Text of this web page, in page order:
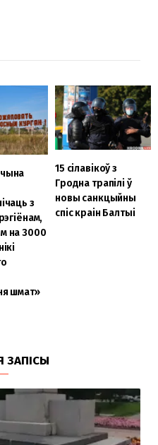
з
на 3000
шмат»
15 сілавікоў з
Гродна трапілі ў
новы санкцыйны
спіс краін Балтыі
ЗАПІСЫ